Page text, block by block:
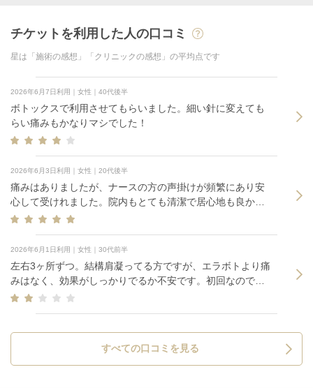
チケットを利用した人の口コミ
星は「施術の感想」「クリニックの感想」の平均点です
2026年6月7日利用｜女性｜40代後半
ボトックスで利用させてもらいました。細い針に変えても
らい痛みもかなりマシでした！
2026年6月3日利用｜女性｜20代後半
痛みはありましたが、ナースの方の声掛けが頻繁にあり安
心して受けれました。院内もとても清潔で居心地も良かっ
たです。
2026年6月1日利用｜女性｜30代前半
左右3ヶ所ずつ。結構肩凝ってる方ですが、エラボトより痛
みはなく、効果がしっかりでるか不安です。初回なので様
子見です。
すべての口コミを見る